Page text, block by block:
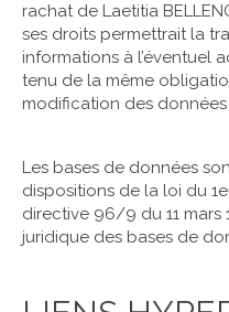
rachat de Laetitia
ses droits permettrait la
informations à l’éventuel
tenu de la même
modification des données
Les bases de données
dispositions de la loi du
directive 96/9 du 11
juridique des bases de